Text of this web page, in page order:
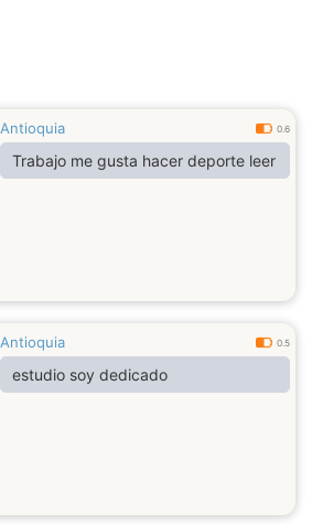
Antioquia 0.6
Trabajo me gusta hacer deporte leer
Antioquia 0.5
estudio soy dedicado